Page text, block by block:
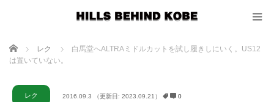
ホーム レク
白馬堂へALTRAミドルカットを試し履きしにいく。US12
は置いていない。
レク 2016.09.3 （更新日: 2023.09.21） 0